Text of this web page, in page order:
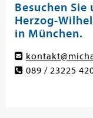
Besuchen Sie
Herzog-
in München.
089 / 23225